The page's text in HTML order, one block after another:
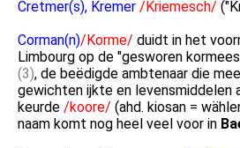
Cretmer(s), Kremer /Kriemesch/
Corman(n)/Korme/ duidt in het
Limbourg op de "gesworen
(3), de beëdigde ambtenaar die
gewichten ijkte en levensmiddelen
keurde /koore/ (ahd. kiosan =
naam komt nog heel veel voor in